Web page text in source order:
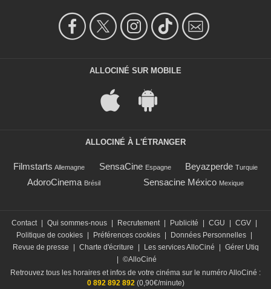
ALLOCINÉ SUR MOBILE
ALLOCINÉ À L'ÉTRANGER
Filmstarts Allemagne SensaCine Espagne Beyazperde Turquie
AdoroCinema Brésil Sensacine México Mexique
Contact Qui sommes-nous Recrutement Publicité CGU CGV
Politique de cookies
Préférences cookies Données Personnelles
Revue de presse
Charte d'écriture Les services AlloCiné
Gérer Utiq
©AlloCiné
Retrouvez tous les horaires et infos de votre cinéma sur le numéro AlloCiné :
0 892 892 892(0,90€/minute)